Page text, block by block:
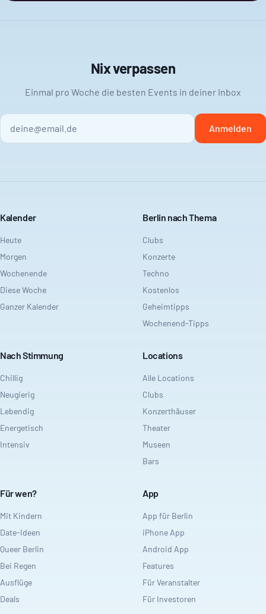
Nix verpassen
Einmal pro Woche die besten Events in deiner Inbox
Anmelden
Kalender
Heute
Morgen
Wochenende
Diese Woche
Ganzer Kalender
Berlin nach Thema
Clubs
Konzerte
Techno
Kostenlos
Geheimtipps
Wochenend-Tipps
Nach Stimmung
Chillig
Neugierig
Lebendig
Energetisch
Intensiv
Locations
Alle Locations
Clubs
Konzerthäuser
Theater
Museen
Bars
Für wen?
Mit Kindern
Date-Ideen
Queer Berlin
Bei Regen
Ausflüge
Deals
App
App für Berlin
iPhone App
Android App
Features
Für Veranstalter
Für Investoren